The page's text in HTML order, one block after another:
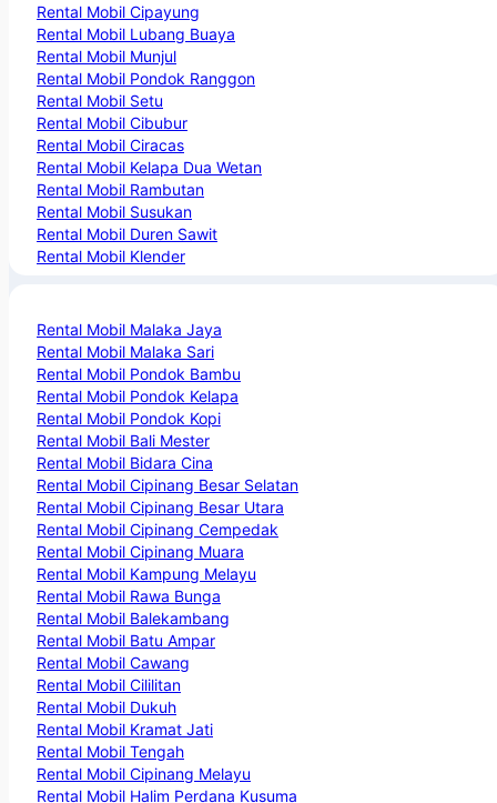
Rental Mobil Cipayung
Rental Mobil Lubang Buaya
Rental Mobil Munjul
Rental Mobil Pondok Ranggon
Rental Mobil Setu
Rental Mobil Cibubur
Rental Mobil Ciracas
Rental Mobil Kelapa Dua Wetan
Rental Mobil Rambutan
Rental Mobil Susukan
Rental Mobil Duren Sawit
Rental Mobil Klender
Rental Mobil Malaka Jaya
Rental Mobil Malaka Sari
Rental Mobil Pondok Bambu
Rental Mobil Pondok Kelapa
Rental Mobil Pondok Kopi
Rental Mobil Bali Mester
Rental Mobil Bidara Cina
Rental Mobil Cipinang Besar Selatan
Rental Mobil Cipinang Besar Utara
Rental Mobil Cipinang Cempedak
Rental Mobil Cipinang Muara
Rental Mobil Kampung Melayu
Rental Mobil Rawa Bunga
Rental Mobil Balekambang
Rental Mobil Batu Ampar
Rental Mobil Cawang
Rental Mobil Cililitan
Rental Mobil Dukuh
Rental Mobil Kramat Jati
Rental Mobil Tengah
Rental Mobil Cipinang Melayu
Rental Mobil Halim Perdana Kusuma